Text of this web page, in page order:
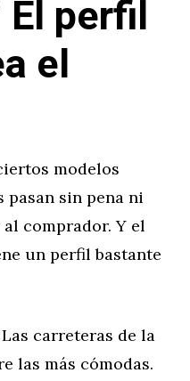
perfil
el
modelos
sin pena ni
comprador. Y el
un perfil bastante
Las carreteras de la
las más cómodas.